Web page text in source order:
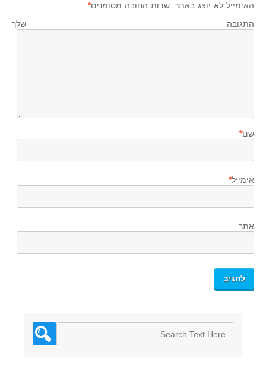
האימייל לא יוצג באתר. שדות החובה מסומנים*
התגובה שלך
שם*
אימייל*
אתר